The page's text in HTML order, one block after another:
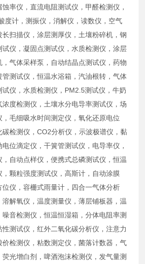
率仪，直流电阻测试仪，甲醛检测仪，
度计，测振仪，消解仪，读数仪，空气
扫描仪，涂层测厚仪，土壤粉碎机，钢
仪，凝固点测试仪，水质检测仪，涂层
气体采样泵，自动结晶点测试仪，药物
测试仪，恒温水浴箱，汽油根转，气体
仪，水质检测仪，PM2.5测试仪，牛奶
度检测仪，土壤水分电导率测试仪，场
毛细吸水时间测定仪，氧化还原电位
碳检测仪，CO2分析仪，示波极谱仪，黏
位滴定仪，干簧管测试仪，电导率仪，
，自动点样仪，便携式总磷测试仪，恒温
，颗粒强度测试仪，高斯计，自动涂膜
仪，容栅式雨量计，四合一气体分析
解氧仪，温度测量仪，薄层铺板器，温
噪音检测仪，恒温恒湿箱，分体电阻率测
测试仪，红外二氧化碳分析仪，注意力
检测仪，粘数测定仪，菌落计数器，气
光增白剂，啤酒泡沫检测仪，发气量测